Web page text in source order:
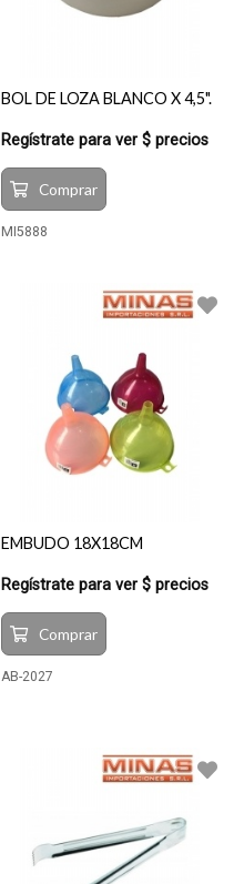
BOL DE LOZA BLANCO X 4,5".
Regístrate para ver $ precios
Comprar
MI5888
EMBUDO 18X18CM
Regístrate para ver $ precios
Comprar
AB-2027